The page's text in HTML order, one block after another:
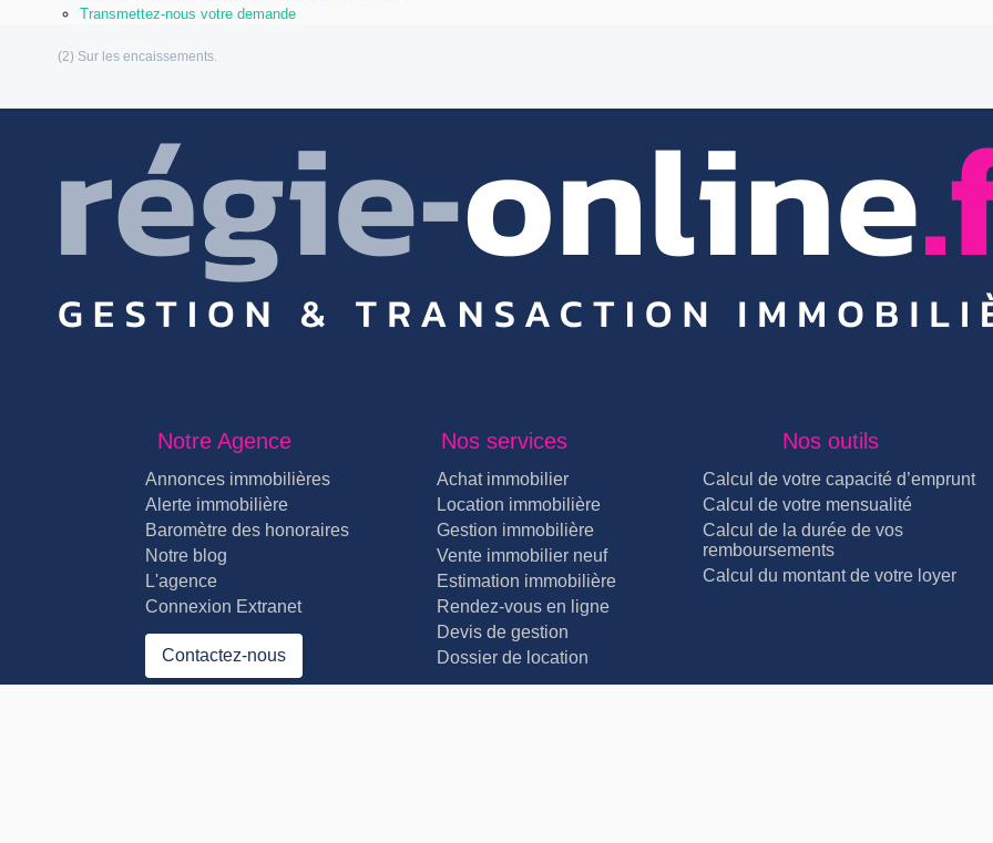
Transmettez-nous votre demande
Notre Agence
Annonces immobilières
Alerte immobilière
Baromètre des honoraires
Notre blog
L'agence
Connexion Extranet
Contactez-nous
Nos services
Achat immobilier
Location immobilière
Gestion immobilière
Vente immobilier neuf
Estimation immobilière
Rendez-vous en ligne
Devis de gestion
Dossier de location
Nos outils
Calcul de votre capacité d’emprunt
Calcul de votre mensualité
Calcul de la durée de vos
remboursements
Calcul du montant de votre loyer